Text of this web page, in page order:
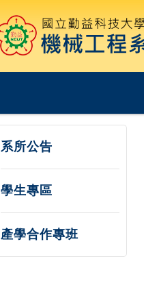
系所公告
學生專區
產學合作專班